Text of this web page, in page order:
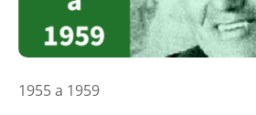
1955 a 1959